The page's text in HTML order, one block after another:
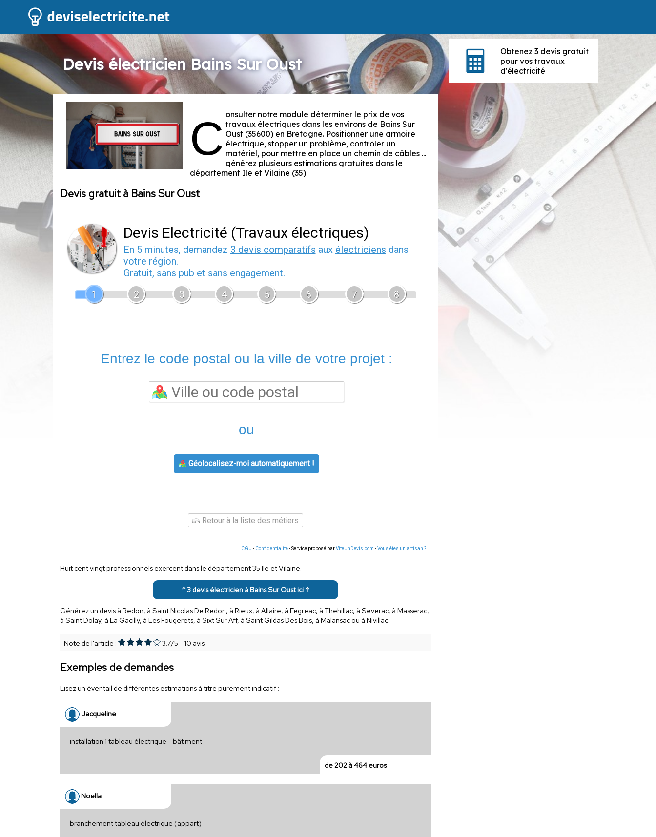
Devis électricien Bains Sur Oust
C onsulter notre module déterminer le prix de vos
travaux électriques dans les environs de Bains Sur
Oust (35600) en Bretagne. Positionner une armoire
électrique, stopper un problème, contrôler un
matériel, pour mettre en place un chemin de câbles ...
générez plusieurs estimations gratuites dans le
département Ile et Vilaine (35).
Devis gratuit à Bains Sur Oust
Devis Electricité (Travaux électriques)
En 5 minutes, demandez 3 devis comparatifs aux électriciens dans
votre région.
Gratuit, sans pub et sans engagement.
1
2 3 4 5 6 7 8
Entrez le code postal ou la ville de votre projet :
ou
Géolocalisez-moi automatiquement !
Retour à la liste des métiers
CGU - Confidentialité- Service proposé parViteUnDevis.com -Vous êtes un artisan ?
Huit cent vingt professionnels exercent dans le département 35 Ile et Vilaine.
↑ 3 devis électricien à Bains Sur Oust ici ↑
Générez un devis à Redon, à Saint Nicolas De Redon, à Rieux, à Allaire, à Fegreac, à Thehillac, à Severac, à Masserac,
à Saint Dolay, à La Gacilly, à Les Fougerets, à Sixt Sur Aff, à Saint Gildas Des Bois, à Malansac ou à Nivillac.
Note de l'article : 3.7/5 - 10 avis
Exemples de demandes
Lisez un éventail de différentes estimations à titre purement indicatif :
Jacqueline
installation 1 tableau électrique - bâtiment
de 202 à 464 euros
Noella
branchement tableau électrique (appart)
Obtenez 3 devis gratuit
pour vos travaux
d'électricité